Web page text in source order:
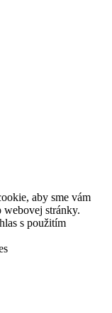
aby sme vám
webovej stránky.
s použitím